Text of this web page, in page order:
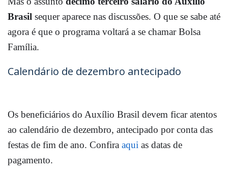
Brasil sequer aparece nas discussões. O que se sabe até
agora é que o programa voltará a se chamar Bolsa
Família.
Calendário de dezembro antecipado
Os beneficiários do Auxílio Brasil devem ficar atentos
ao calendário de dezembro, antecipado por conta das
festas de fim de ano. Confira aqui as datas de
pagamento.